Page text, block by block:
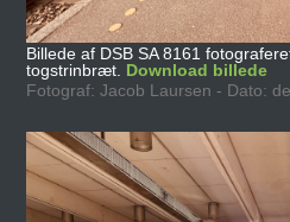
Billede af DSB SA 8161
togstrinbræt. Download billede
Fotograf: Jacob Laursen - Dato: